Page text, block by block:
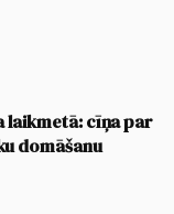
laikmetā: cīņa par
domāšanu